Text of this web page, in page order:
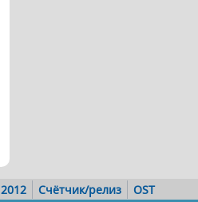
2012 Счётчик/релиз OST